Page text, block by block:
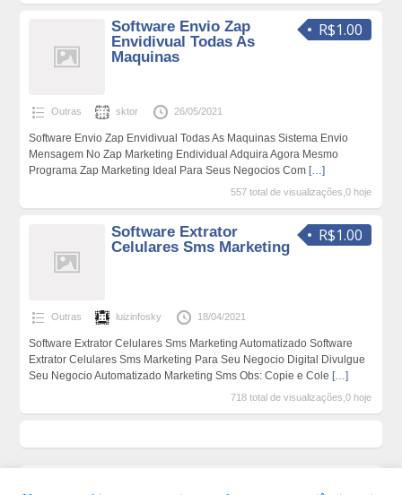
R$1.00
Software Envio Zap
Envidivual Todas As
Maquinas
Outras sktor 26/05/2021
Software Envio Zap Envidivual Todas As Maquinas Sistema Envio
Mensagem No Zap Marketing Endividual Adquira Agora Mesmo
Programa Zap Marketing Ideal Para Seus Negocios Com […]
557 total de visualizações,0 hoje
R$1.00
Software Extrator
Celulares Sms Marketing
Outras luizinfosky 18/04/2021
Software Extrator Celulares Sms Marketing Automatizado Software
Extrator Celulares Sms Marketing Para Seu Negocio Digital Divulgue
Seu Negocio Automatizado Marketing Sms Obs: Copie e Cole […]
718 total de visualizações,0 hoje